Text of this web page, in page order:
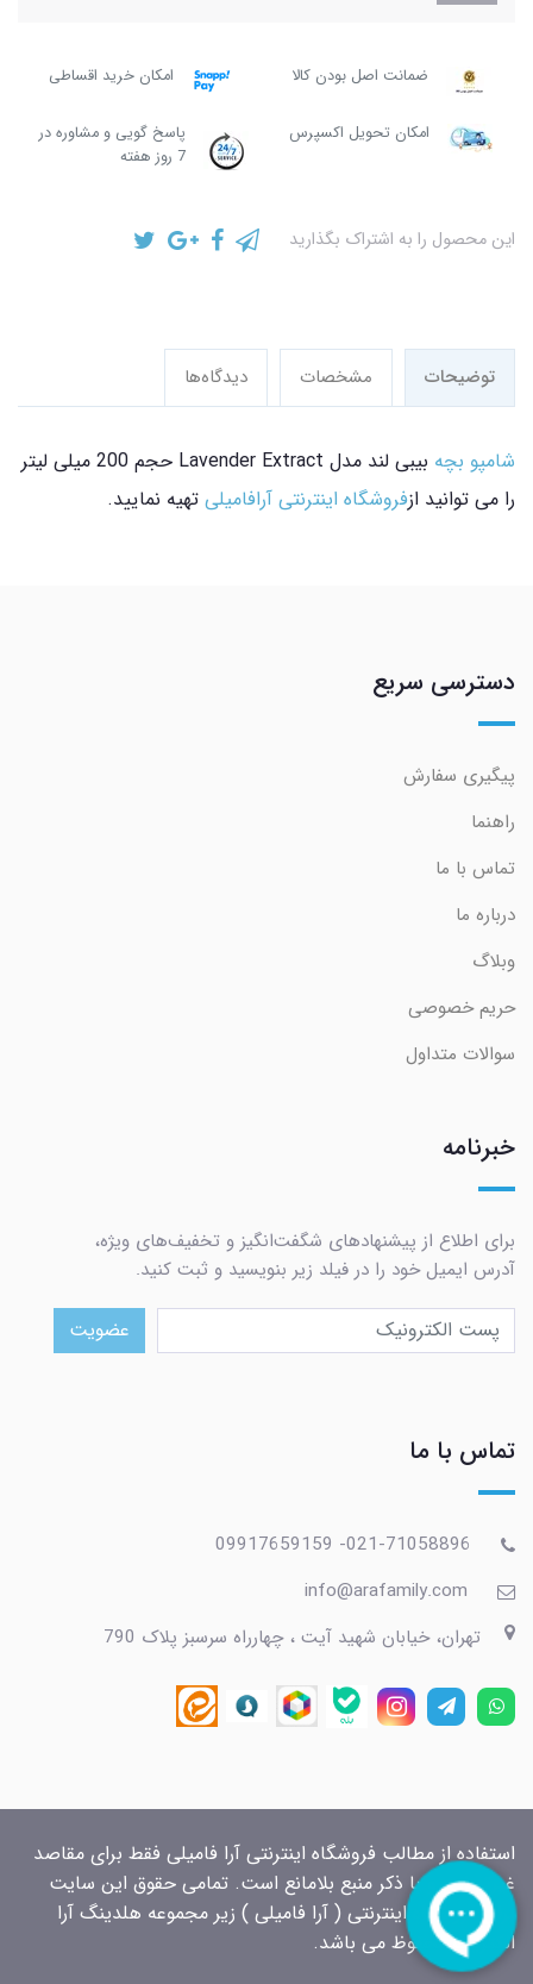
ضمانت اصل بودن کالا امکان خرید اقساطی
امکان تحویل اکسپرس
پاسخ گویی و مشاوره در
7 روز هفته
این محصول را به اشتراک بگذارید
توضیحات مشخصات دیدگاه‌ها
شامپو بچه
بیبی لند مدل Lavender Extract حجم 200 میلی لیتر
را می توانید ازفروشگاه اینترنتی آرافامیلی تهیه نمایید.
دسترسی سریع
پیگیری سفارش
راهنما
تماس با ما
درباره ما
وبلاگ
حریم خصوصی
سوالات متداول
خبرنامه
برای اطلاع از پیشنهادهای شگفت‌انگیز و تخفیف‌های ویژه،
آدرس ایمیل خود را در فیلد زیر بنویسید و ثبت کنید.
عضویت
تماس با ما
تهران، خیابان شهید آیت ، چهارراه سرسبز پلاک 790
استفاده از مطالب فروشگاه اینترنتی آرا فامیلی فقط برای مقاصد
غیرتجاری و با ذکر منبع بلامانع است. تمامی حقوق این سایت
برای فروشگاه اینترنتی ( آرا فامیلی ) زیر مجموعه هلدینگ آرا
الکتریک محفوظ می باشد.